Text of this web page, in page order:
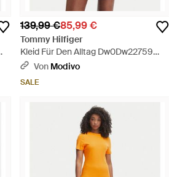
139,99 €85,99 €
Tommy Hilfiger
Kleid Für Den Alltag Dw0Dw22759
Regular Fit - Blau
Von Modivo
SALE